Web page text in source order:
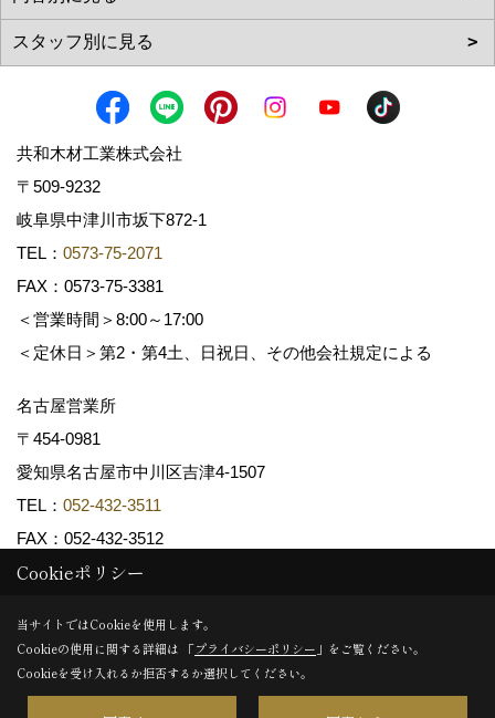
共和木材工業株式会社
〒509-9232
岐阜県中津川市坂下872‐1
TEL： 0573-75-2071
FAX：0573-75-3381
＜営業時間＞8:00～17:00
＜定休日＞第2・第4土、日祝日、その他会社規定による
名古屋営業所
〒454-0981
愛知県名古屋市中川区吉津4-1507
TEL： 052-432-3511
FAX：052-432-3512
Copyright (c) 共和木材工業株式会社. All Rights Reserved.
Produced byゴデスクリエイト
Cookieポリシー
当サイトではCookieを使用します。
Cookieの使用に関する詳細は 「プライバシーポリシー 」をご覧ください。
Cookieを受け入れるか拒否するか選択してください。